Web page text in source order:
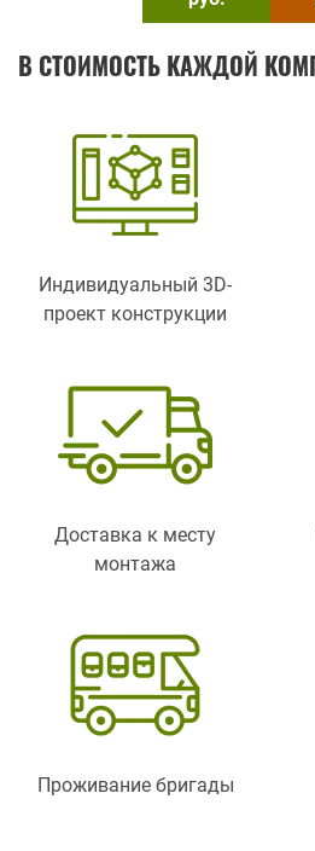
В СТОИМОСТЬ КАЖДОЙ
Индивидуальный 3D-
проект конструкции
Доставка к месту
монтажа
Проживание бригады